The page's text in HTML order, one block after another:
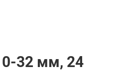
32 мм, 24